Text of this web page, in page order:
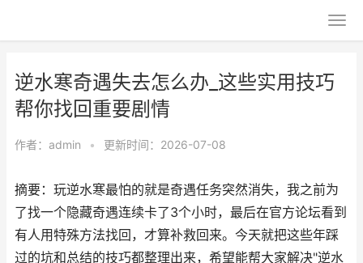
逆水寒奇遇失去怎么办_这些实用技巧
帮你找回重要剧情
作者： admin • 更新时间：2026-07-08
摘要：玩逆水寒最怕的就是奇遇任务突然消失，我之前为
了找一个隐藏奇遇连续卡了3个小时，最后在官方论坛看到
有人用特殊方法找回，才算补救回来。今天就把这些年踩
过的坑和总结的技巧都整理出来，希望能帮大家解决"逆水